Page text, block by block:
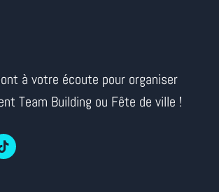
à votre écoute pour organiser
Team Building ou Fête de ville !